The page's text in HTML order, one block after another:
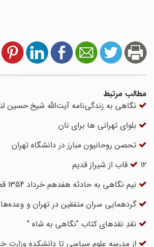
مطالب مرتبط
نگاهی به زندگی‌نامه آیت‌الله شیخ حسین
بلوای تهرانی ها برای نان
تحصن روحانیون مبارز در دانشگاه تهران
۱۲ قاب از شیراز قدیم
نیم نگاهی به حادثه هفدهم خرداد 1354 قم
گردهمایی سران متفقین در تهران و
نقدِ نقدهای کتاب "نگاهی به شاه "
از مدرسه علوم سیاسی تا دانشکده وزارت